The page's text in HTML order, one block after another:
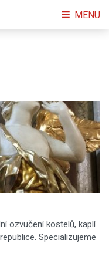
ozvučení kostelů, kaplí
Specializujeme
MENU